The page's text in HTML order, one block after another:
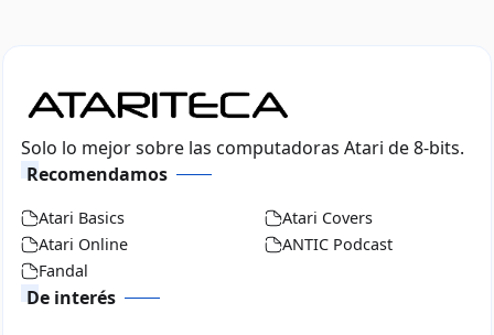
Solo lo mejor sobre las computadoras Atari de 8-bits.
Recomendamos
Atari Basics
Atari Covers
Atari Online
ANTIC Podcast
Fandal
De interés